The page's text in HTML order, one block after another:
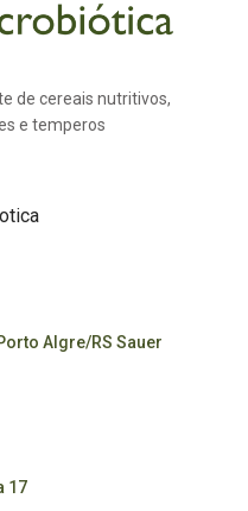
de cereais nutritivos,
e temperos
Algre/RS Sauer
17